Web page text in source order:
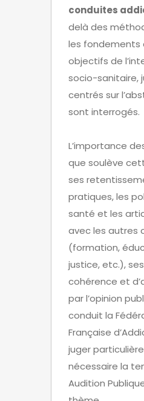
conduites
delà des
les fondements
objectifs de
socio-sanitaire,
centrés sur
sont interrogés.
L’importance
que soulève
ses
pratiques, les
santé et les
avec les autres
(formation,
justice, etc.),
cohérence et
par l’opinion
conduit la
Française
juger
nécessaire la
Audition